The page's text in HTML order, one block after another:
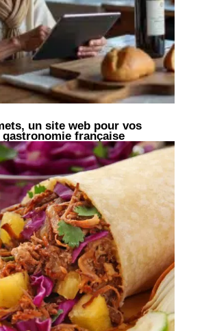
un site web pour vos
française